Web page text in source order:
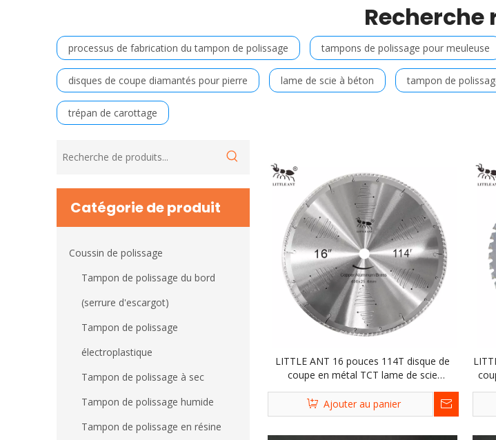
Recherche
processus de fabrication du tampon de polissage tampons de polissage pour meuleuse
disques de coupe diamantés pour pierre lame de scie à béton tampon de
trépan de carottage
Catégorie de produit
Coussin de polissage
Tampon de polissage du bord
(serrure d'escargot)
Tampon de polissage
électroplastique
Tampon de polissage à sec
Tampon de polissage humide
Tampon de polissage en résine
LITTLE ANT 16 pouces 114T disque de
coupe en métal TCT lame de scie
aluminium
Ajouter au panier